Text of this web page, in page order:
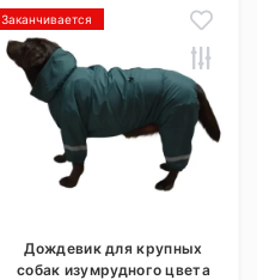
Заканчивается
Дождевик для крупных
собак изумрудного цвета